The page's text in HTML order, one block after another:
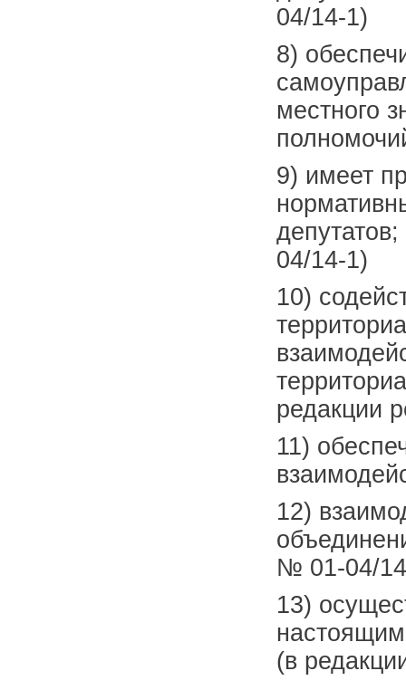
04/14-1)
8)
местного
9) имеет
04/14-1)
10)
редакции
11)
12)
№ 01-04/
13)
(в